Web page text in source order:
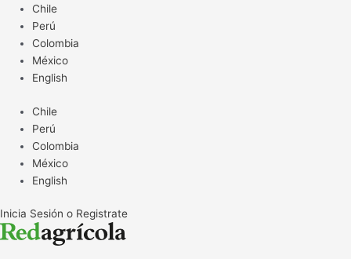
contenido
Chile
Perú
Colombia
México
English
Chile
Perú
Colombia
México
English
Inicia Sesión o Registrate